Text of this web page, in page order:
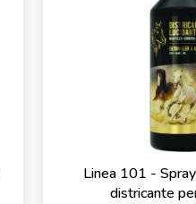
Linea 101 -
districante